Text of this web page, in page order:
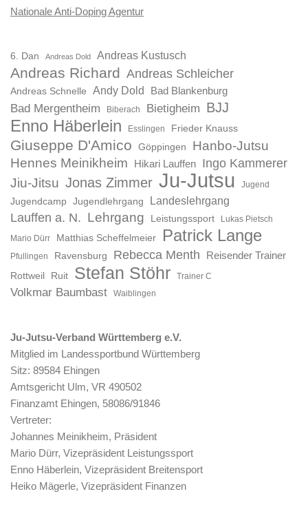
Nationale Anti-Doping Agentur
6. Dan Andreas Dold Andreas Kustusch
Andreas Richard Andreas Schleicher
Andreas Schnelle Andy Dold Bad Blankenburg
Bad Mergentheim Biberach Bietigheim BJJ
Enno Häberlein Esslingen Frieder Knauss
Giuseppe D'Amico Göppingen
Hanbo-Jutsu
Hennes Meinikheim
Hikari Lauffen Ingo Kammerer
Jiu-Jitsu Jonas Zimmer Ju-Jutsu Jugend
Jugendcamp Jugendlehrgang Landeslehrgang
Lauffen a. N. Lehrgang Leistungssport
Lukas Pietsch
Mario Dürr
Matthias Scheffelmeier Patrick Lange
Pfullingen Ravensburg Rebecca Menth Reisender Trainer
Rottweil Ruit Stefan Stöhr Trainer C
Volkmar Baumbast Waiblingen
Ju-Jutsu-Verband Württemberg e.V.
Mitglied im Landessportbund Württemberg
Sitz: 89584 Ehingen
Amtsgericht Ulm, VR 490502
Finanzamt Ehingen, 58086/91846
Vertreter:
Johannes Meinikheim, Präsident
Mario Dürr, Vizepräsident Leistungssport
Enno Häberlein, Vizepräsident Breitensport
Heiko Mägerle, Vizepräsident Finanzen